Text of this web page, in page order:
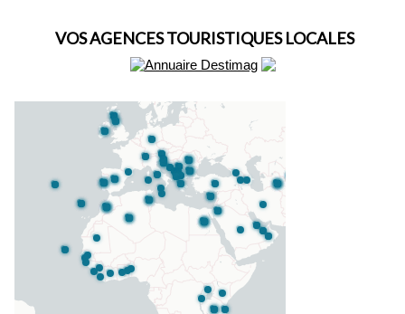
VOS AGENCES TOURISTIQUES LOCALES